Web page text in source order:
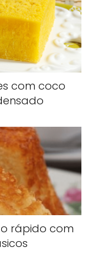
com coco
rápido com